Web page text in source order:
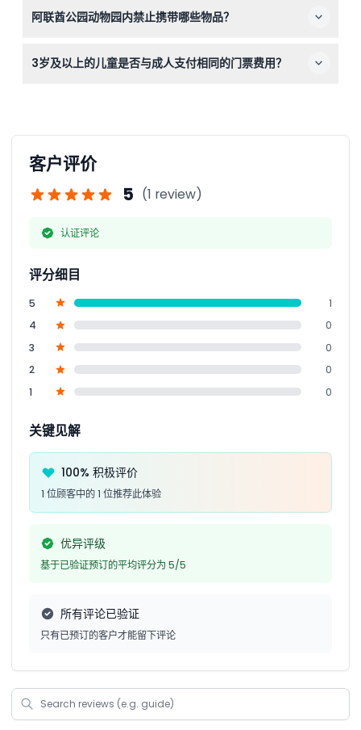
阿联酋公园动物园内禁止携带哪些物品？
他游客或动物的物品。
3岁及以上的儿童是否与成人支付相同的门票费用？
客户评价
5 (1 review)
认证评论
评分细目
5
1
4
0
3
0
2
0
1
0
关键见解
100% 积极评价
1 位顾客中的 1 位推荐此体验
优异评级
基于已验证预订的平均评分为 5/5
所有评论已验证
只有已预订的客户才能留下评论